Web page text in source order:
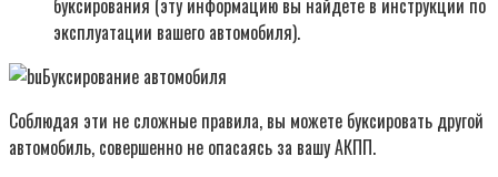
буксирования (эту информацию вы найдете в инструкции по
эксплуатации вашего автомобиля).
Соблюдая эти не сложные правила, вы можете буксировать другой
автомобиль, совершенно не опасаясь за вашу АКПП.